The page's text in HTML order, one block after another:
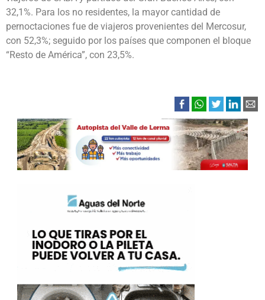
32,1%. Para los no residentes, la mayor cantidad de
pernoctaciones fue de viajeros provenientes del Mercosur,
con 52,3%; seguido por los países que componen el bloque
“Resto de América”, con 23,5%.